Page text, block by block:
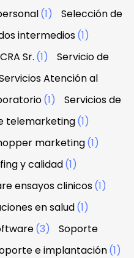
(1)
Selección de
intermedios(1)
Sr. (1)
Servicio de
Atención al
(1)
Servicios de
telemarketing(1)
marketing(1)
y calidad(1)
ensayos clinicos(1)
en salud(1)
(3)
Soporte
e implantación(1)